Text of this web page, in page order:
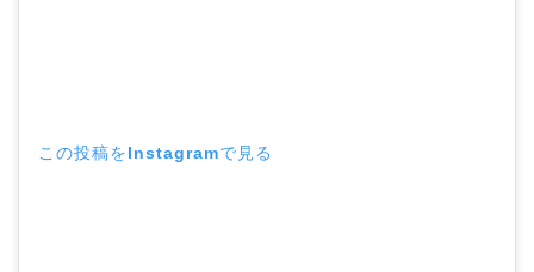
この投稿をInstagramで見る